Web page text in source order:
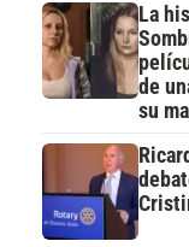
La
de
su